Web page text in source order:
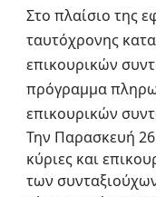
Στο πλαίσιο της
ταυτόχρονης
επικουρικών
πρόγραμμα
επικουρικών
Την Παρασκευή
κύριες και
των